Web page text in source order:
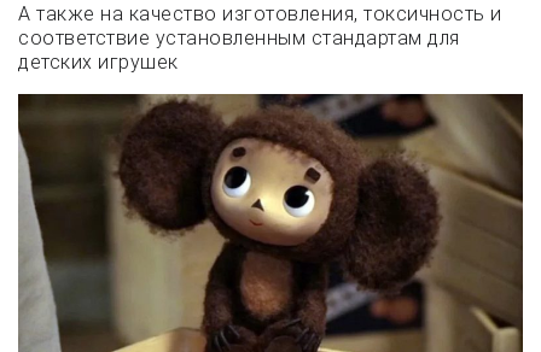
А также на качество изготовления, токсичность и
соответствие установленным стандартам для
детских игрушек